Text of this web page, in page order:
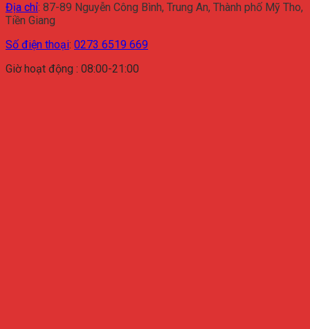
Địa chỉ: 87-89 Nguyễn Công Bình, Trung An, Thành phố Mỹ Tho,
Tiền Giang
Số điện thoại: 0273 6519 669
Giờ hoạt động : 08:00-21:00